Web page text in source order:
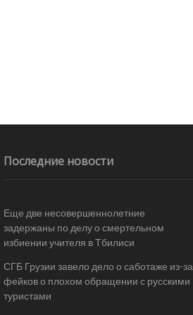
Последние новости
Еще две несовершеннолетние
задержаны по делу о смертельном
избиении учителя в Тбилиси
СГБ Грузии завело дело о саботаже из-за
фейков о плохом обращении с русскими
туристами